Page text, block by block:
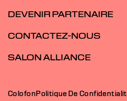
DEVENIR PARTENAIRE
CONTACTEZ-NOUS
SALON ALLIANCE
ColofonPolitique De Confidentialit